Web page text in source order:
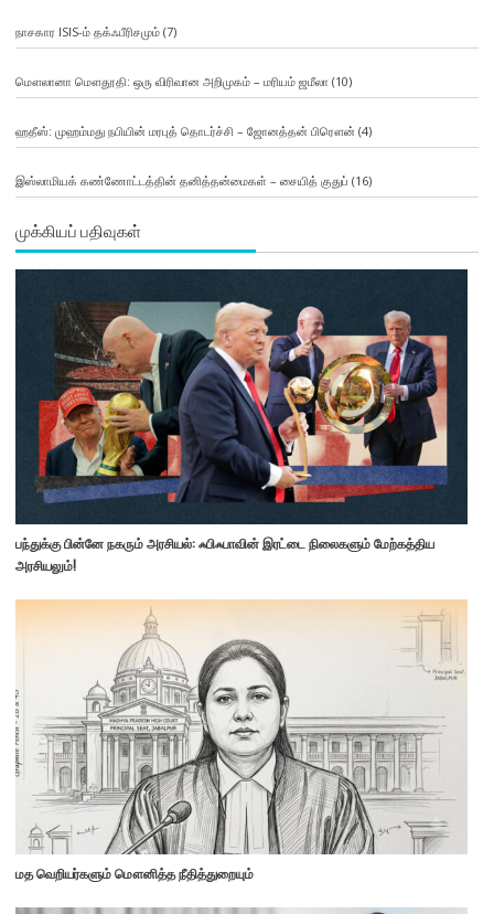
நாசகார ISIS-ம் தக்ஃபீரிசமும்(7)
மௌலானா மௌதூதி: ஒரு விரிவான அறிமுகம் – மரியம் ஜமீலா (10)
ஹதீஸ்: முஹம்மது நபியின் மரபுத் தொடர்ச்சி – ஜோனத்தன் பிரௌன் (4)
இஸ்லாமியக் கண்ணோட்டத்தின் தனித்தன்மைகள் – சையித் குதுப் (16)
முக்கியப் பதிவுகள்
பந்துக்கு பின்னே நகரும் அரசியல்: ஃபிஃபாவின் இரட்டை நிலைகளும் மேற்கத்திய
அரசியலும்!
மத வெறியர்களும் மௌனித்த நீதித்துறையும்